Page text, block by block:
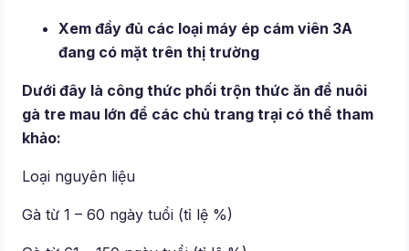
Xem đầy đủ các loại máy ép cám viên 3A
đang có mặt trên thị trường
Dưới đây là công thức phối trộn thức ăn để nuôi
gà tre mau lớn để các chủ trang trại có thể tham
khảo:
Loại nguyên liệu
Gà từ 1 – 60 ngày tuổi (tỉ lệ %)